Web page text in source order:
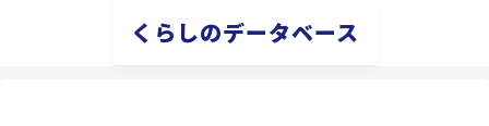
くらしのデータベース